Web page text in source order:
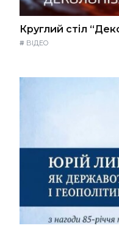
Круглий стіл
# ВІДЕО